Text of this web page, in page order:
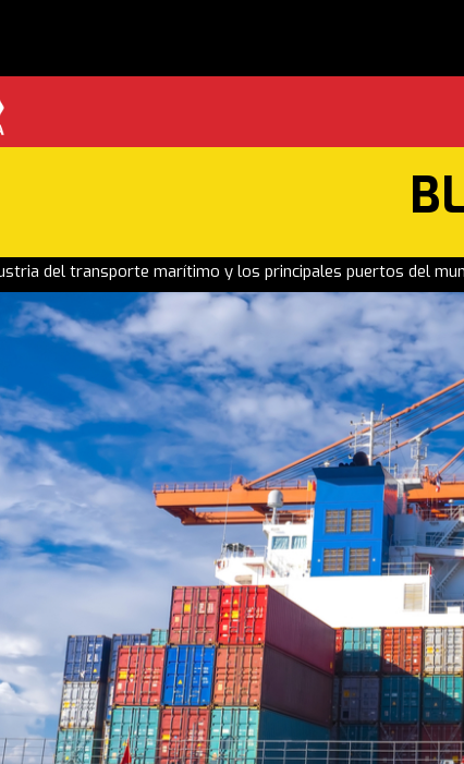
del transporte marítimo y los principales puertos del